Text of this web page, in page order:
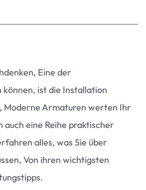
Eine der
ist die Installation
Moderne Armaturen werten Ihr
eine Reihe praktischer
alles, was Sie über
Von ihren wichtigsten